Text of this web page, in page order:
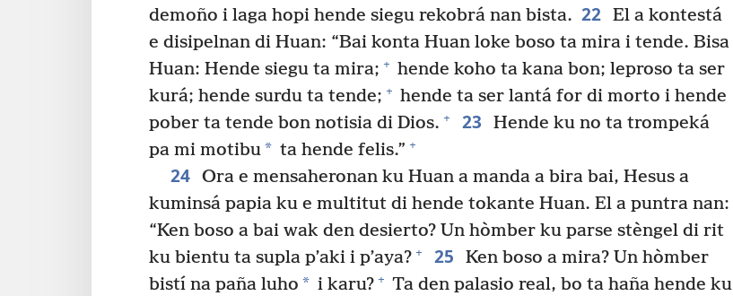
demoño i laga hopi hende siegu rekobrá nan bista. 22 El a kontestá
e disipelnan di Huan: “Bai konta Huan loke boso ta mira i tende. Bisa
Huan: Hende siegu ta mira; + hende koho ta kana bon; leproso ta ser
kurá; hende surdu ta tende; + hende ta ser lantá for di morto i hende
pober ta tende bon notisia di Dios. + 23
Hende ku no ta trompeká
pa mi motibu* ta hende felis.” +
24 Ora e mensaheronan ku Huan a manda a bira bai, Hesus a
kuminsá papia ku e multitut di hende tokante Huan. El a puntra nan:
“Ken boso a bai wak den desierto? Un hòmber ku parse stèngel di rit
ku bientu ta supla p’aki i p’aya? + 25
Ken boso a mira? Un hòmber
bistí na paña luho * i karu? + Ta den palasio real, bo ta haña hende ku